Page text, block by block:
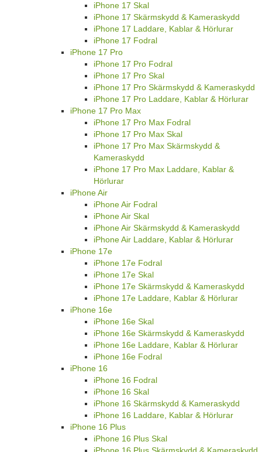
iPhone 17 Skal
iPhone 17 Skärmskydd & Kameraskydd
iPhone 17 Laddare, Kablar & Hörlurar
iPhone 17 Fodral
iPhone 17 Pro
iPhone 17 Pro Fodral
iPhone 17 Pro Skal
iPhone 17 Pro Skärmskydd & Kameraskydd
iPhone 17 Pro Laddare, Kablar & Hörlurar
iPhone 17 Pro Max
iPhone 17 Pro Max Fodral
iPhone 17 Pro Max Skal
iPhone 17 Pro Max Skärmskydd &
Kameraskydd
iPhone 17 Pro Max Laddare, Kablar &
Hörlurar
iPhone Air
iPhone Air Fodral
iPhone Air Skal
iPhone Air Skärmskydd & Kameraskydd
iPhone Air Laddare, Kablar & Hörlurar
iPhone 17e
iPhone 17e Fodral
iPhone 17e Skal
iPhone 17e Skärmskydd & Kameraskydd
iPhone 17e Laddare, Kablar & Hörlurar
iPhone 16e
iPhone 16e Skal
iPhone 16e Skärmskydd & Kameraskydd
iPhone 16e Laddare, Kablar & Hörlurar
iPhone 16e Fodral
iPhone 16
iPhone 16 Fodral
iPhone 16 Skal
iPhone 16 Skärmskydd & Kameraskydd
iPhone 16 Laddare, Kablar & Hörlurar
iPhone 16 Plus
iPhone 16 Plus Skal